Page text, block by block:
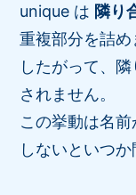
unique は 隣り
重複部分を詰め
したがって、
されません。
この挙動は名
しないといつか